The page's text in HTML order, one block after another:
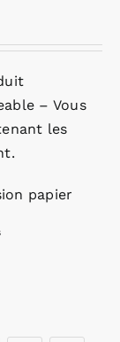
– Vous
les
papier